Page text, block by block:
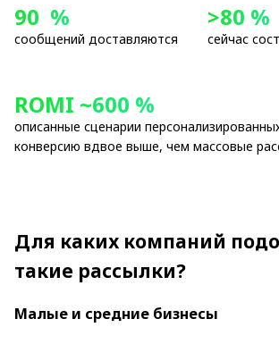
90 %
сообщений доставляются
>80 %
сейчас
ROMI ~600 %
описанные сценарии
конверсию вдвое выше, чем массовые
Для каких компаний
такие рассылки?
Малые и средние бизнесы